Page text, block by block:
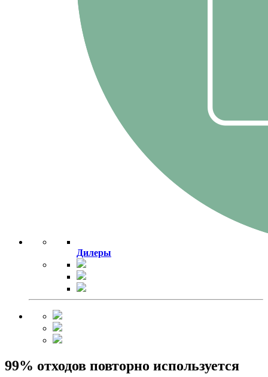
Дилеры
99% отходов повторно используется